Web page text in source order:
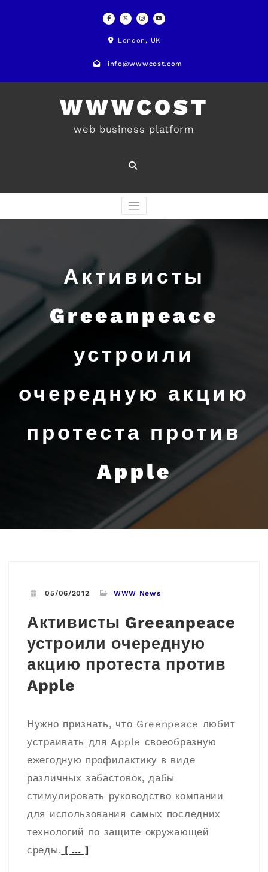
London, UK
info@wwwcost.com
WWWCOST
web business platform
Активисты
Greeanpeace
устроили
очередную акцию
протеста против
Apple
05/06/2012 WWW News
Активисты Greeanpeace
устроили очередную
акцию протеста против
Apple
Нужно признать, что Greenpeace любит
устраивать для Apple своеобразную
ежегодную профилактику в виде
различных забастовок, дабы
стимулировать руководство компании
для использования самых последних
технологий по защите окружающей
среды. [ … ]